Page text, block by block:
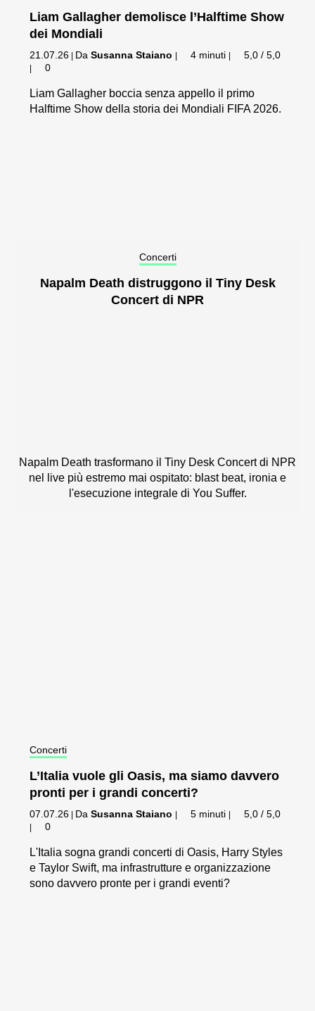
Liam Gallagher demolisce l’Halftime Show
dei Mondiali
21.07.26 DaSusanna Staiano 4 minuti 5,0 / 5,0
0
Liam Gallagher boccia senza appello il primo
Halftime Show della storia dei Mondiali FIFA 2026.
Concerti
Napalm Death distruggono il Tiny Desk
Concert di NPR
Napalm Death trasformano il Tiny Desk Concert di NPR
nel live più estremo mai ospitato: blast beat, ironia e
l'esecuzione integrale di You Suffer.
Concerti
L’Italia vuole gli Oasis, ma siamo davvero
pronti per i grandi concerti?
07.07.26 DaSusanna Staiano 5 minuti 5,0 / 5,0
0
L'Italia sogna grandi concerti di Oasis, Harry Styles
e Taylor Swift, ma infrastrutture e organizzazione
sono davvero pronte per i grandi eventi?